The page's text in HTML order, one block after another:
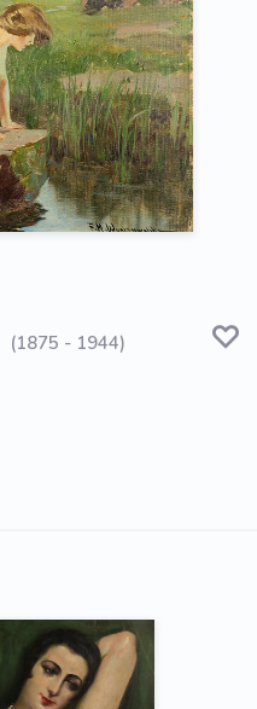
(1875 - 1944)